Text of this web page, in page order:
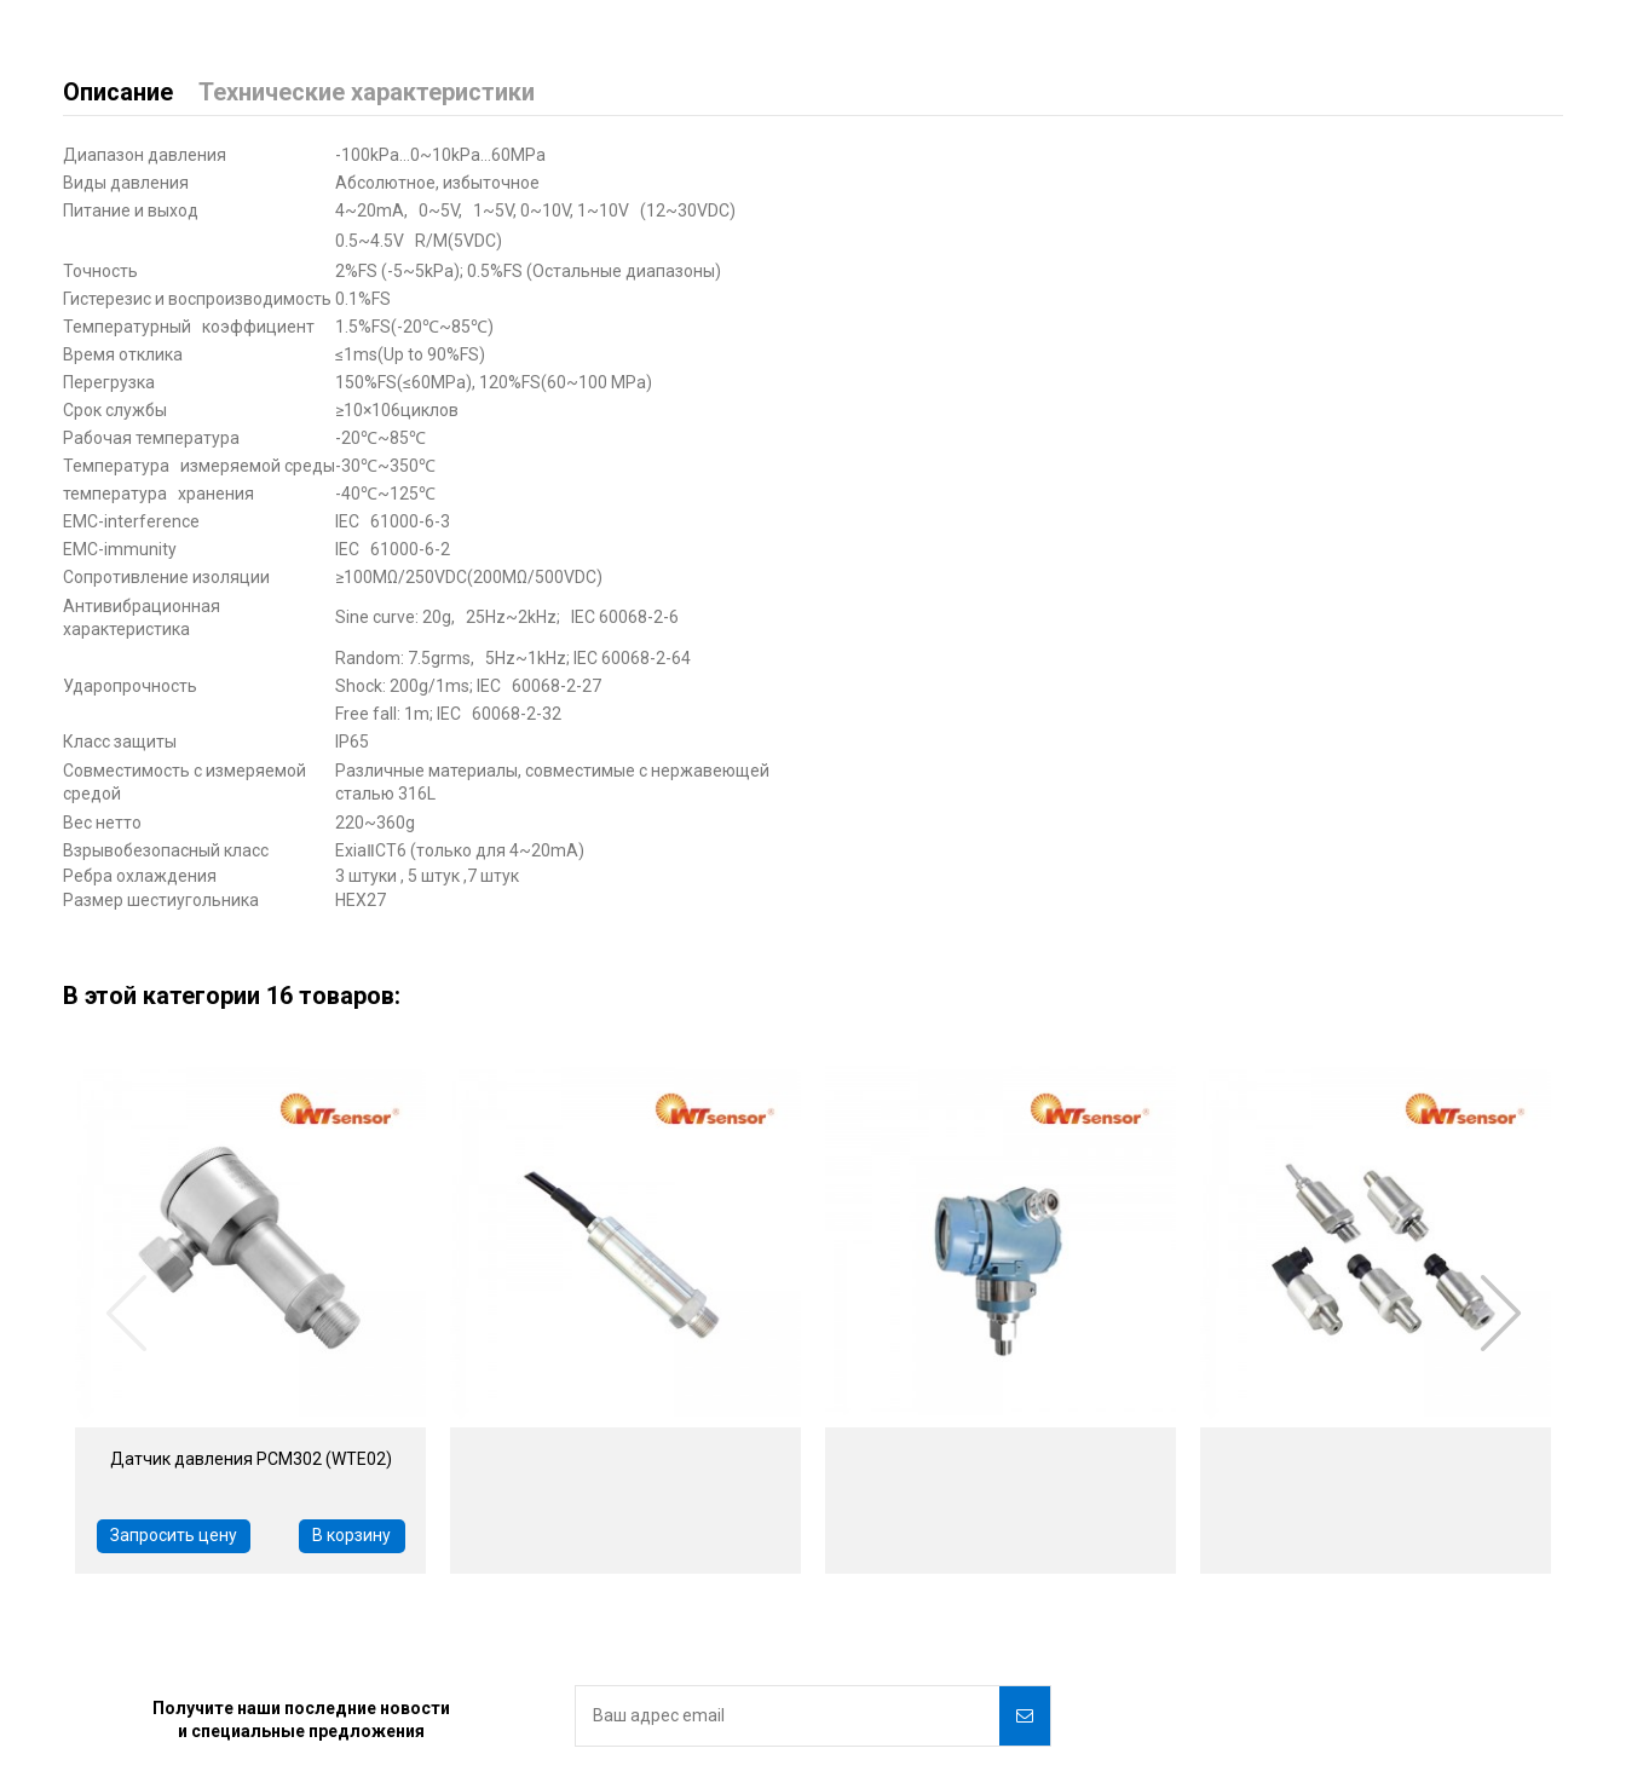
Описание Технические характеристики
Диапазон давления
-100kPa…0~10kPa…60MPa
Виды давления
Абсолютное, избыточное
Питание и выход
4~20mA, 0~5V, 1~5V, 0~10V, 1~10V (12~30VDC)
0.5~4.5V R/M(5VDC)
Точность
2%FS (-5~5kPa); 0.5%FS (Остальные диапазоны)
Гистерезис и воспроизводимость 0.1%FS
Температурный коэффициент
1.5%FS(-20℃~85℃)
Время отклика
≤1ms(Up to 90%FS)
Перегрузка
150%FS(≤60MPa), 120%FS(60~100 MPa)
Срок службы
≥10×106циклов
Рабочая температура
-20℃~85℃
Температура измеряемой среды-30℃~350℃
температура хранения
-40℃~125℃
EMC-interference
IEC 61000-6-3
EMC-immunity
IEC 61000-6-2
Сопротивление изоляции
≥100MΩ/250VDC(200MΩ/500VDC)
Антивибрационная
характеристика
Sine curve: 20g, 25Hz~2kHz; IEC 60068-2-6
Random: 7.5grms, 5Hz~1kHz; IEC 60068-2-64
Ударопрочность
Shock: 200g/1ms; IEC 60068-2-27
Free fall: 1m; IEC 60068-2-32
Класс защиты
IP65
Совместимость с измеряемой
средой
Различные материалы, совместимые с нержавеющей
сталью 316L
Вес нетто
220~360g
Взрывобезопасный класс
ExiaⅡCT6 (только для 4~20mA)
Ребра охлаждения
3 штуки , 5 штук ,7 штук
Размер шестиугольника
HEX27
В этой категории 16 товаров:
Датчик давления PCM302 (WTE02)
Запросить цену В корзину
Получите наши последние новости
и специальные предложения